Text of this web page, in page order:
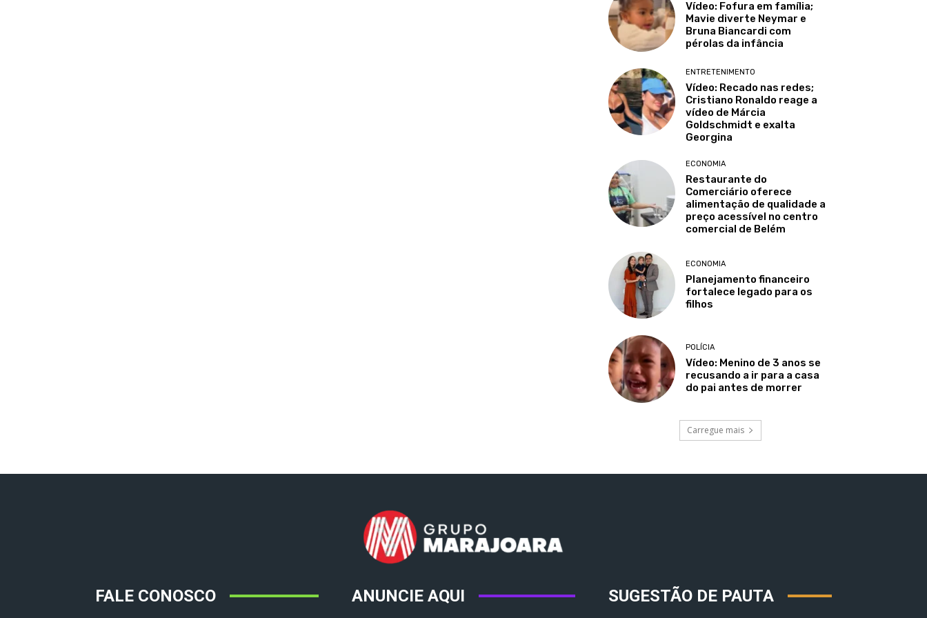
Vídeo: Fofura em família;
Mavie diverte Neymar e
Bruna Biancardi com
pérolas da infância
ENTRETENIMENTO
Vídeo: Recado nas redes;
Cristiano Ronaldo reage a
vídeo de Márcia
Goldschmidt e exalta
Georgina
ECONOMIA
Restaurante do
Comerciário oferece
alimentação de qualidade a
preço acessível no centro
comercial de Belém
ECONOMIA
Planejamento financeiro
fortalece legado para os
filhos
POLÍCIA
Vídeo: Menino de 3 anos se
recusando a ir para a casa
do pai antes de morrer
Carregue mais
FALE CONOSCO ANUNCIE AQUI SUGESTÃO DE PAUTA